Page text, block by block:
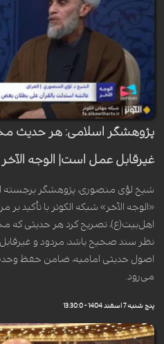
پژوهشگر اسلامی: هر حدیث
غیرقابل عمل است| الوجه الآخر
شیخ لؤی منصوری، پژوهشگر برجسته
«الوجه الآخر» شبکه الکوثر با تأکید
اهل‌بیت(ع)، تصریح کرد هر حدیثی که
نظر سند صحیح باشد، مردود و
اصول حدیثی امامیه، ضامن حفظ
می‌رود.
پنج شنبه 7 اسفند 1404 - 13:30:0